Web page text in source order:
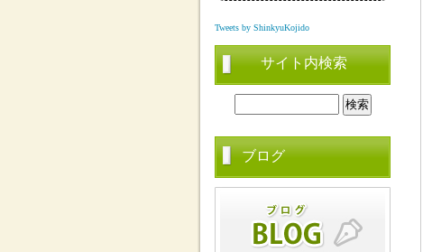
Tweets by ShinkyuKojido
サイト内検索
ブログ